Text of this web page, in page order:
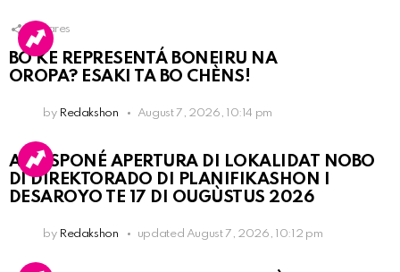
Shares
BO KE REPRESENTÁ BONEIRU NA
OROPA? ESAKI TA BO CHÈNS!
by Redakshon August 7, 2026, 10:14 pm
A POSPONÉ APERTURA DI LOKALIDAT NOBO
DI DIREKTORADO DI PLANIFIKASHON I
DESAROYO TE 17 DI OUGÙSTUS 2026
by Redakshon updated August 7, 2026, 10:12 pm